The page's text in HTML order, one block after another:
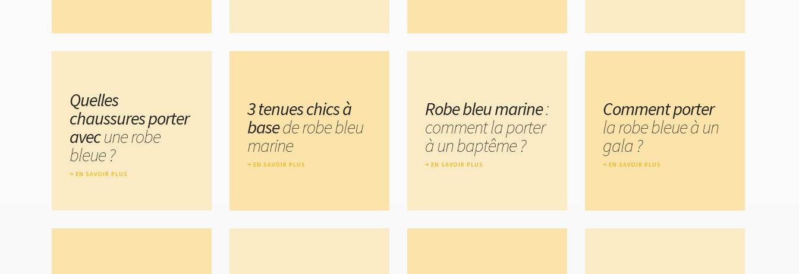
Quelles
chaussures porter
avecune robe
bleue ?
EN SAVOIR PLUS
3 tenues chics à
basede robe bleu
marine
EN SAVOIR PLUS
Robe bleu marine:
comment la porter
à un baptême ?
EN SAVOIR PLUS
Comment porter
la robe bleue à un
gala ?
EN SAVOIR PLUS